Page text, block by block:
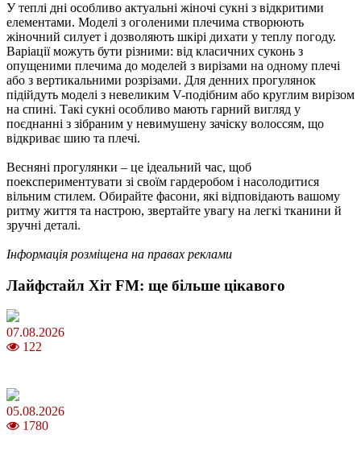
У теплі дні особливо актуальні жіночі сукні з відкритими
елементами. Моделі з оголеними плечима створюють
жіночний силует і дозволяють шкірі дихати у теплу погоду.
Варіації можуть бути різними: від класичних суконь з
опущеними плечима до моделей з вирізами на одному плечі
або з вертикальними розрізами. Для денних прогулянок
підійдуть моделі з невеликим V-подібним або круглим вирізом
на спині. Такі сукні особливо мають гарний вигляд у
поєднанні з зібраним у невимушену зачіску волоссям, що
відкриває шию та плечі.
Весняні прогулянки – це ідеальний час, щоб
поекспериментувати зі своїм гардеробом і насолодитися
вільним стилем. Обирайте фасони, які відповідають вашому
ритму життя та настрою, звертайте увагу на легкі тканини й
зручні деталі.
Інформація розміщена на правах реклами
Лайфстайл Хіт FM: ще більше цікавого
07.08.2026
122
05.08.2026
1780